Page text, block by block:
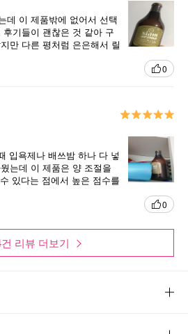
데 이 제품밖에 없어서 선택
기들이 괜찮은 것 같아 구
서 릴
부었더니 거품이 잘 났네요
0
입욕제나 배쓰밤 하나 다 넣
는데 이 제품은 양 조절을
있다는 점에서 높은 점수를
0
리뷰 더보기